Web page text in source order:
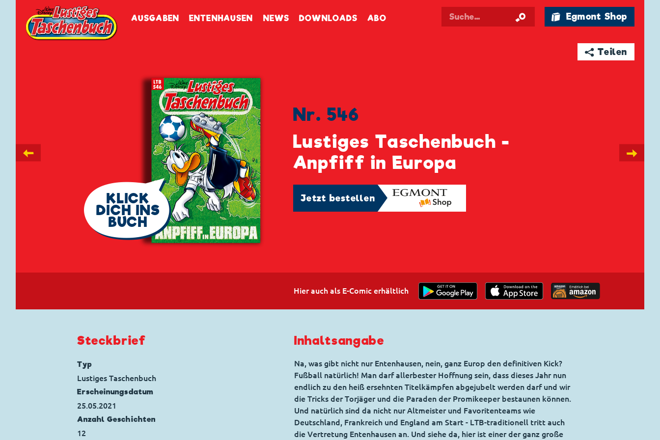
AUSGABEN ENTENHAUSEN NEWS DOWNLOADS ABO 🛍 Egmont Shop
➦ Teilen
←
🗨
KLICK
DICH INS
BUCH
Nr. 546
Lustiges Taschenbuch -
Anpfiff in Europa
Jetzt bestellen
→
Hier auch als E-Comic erhältlich
Inhaltsangabe
Na, was gibt nicht nur Entenhausen, nein, ganz Europ den definitiven Kick?
Fußball natürlich! Man darf allerbester Hoffnung sein, dass dieses Jahr nun
endlich zu den heiß ersehnten Titelkämpfen abgejubelt werden darf und wir
die Tricks der Torjäger und die Paraden der Promikeeper bestaunen können.
Und natürlich sind da nicht nur Altmeister und Favoritenteams wie
Deutschland, Frankreich und England am Start - LTB-traditionell tritt auch
die Vertretung Entenhausen an. Und siehe da, hier ist einer der ganz große
Steckbrief
Typ
Lustiges Taschenbuch
Erscheinungs­datum
25.05.2021
Anzahl Geschichten
12